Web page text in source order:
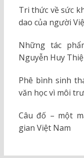
Tri thức về sức
dao của người
Những tác
Nguyễn Huy
Phê bình sinh
văn học vì môi
Câu đố – một
gian Việt Nam